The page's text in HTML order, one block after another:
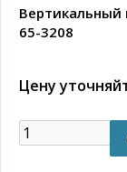
Вертикальный
65-3208
Цену